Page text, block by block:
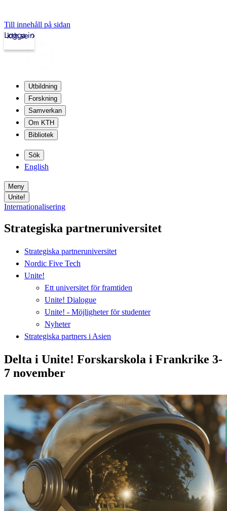
Till innehåll på sidan
kth.se
Logga in
Utbildning
Forskning
Samverkan
Om KTH
Bibliotek
Sök
English
Meny
Unite!
Internationalisering
Strategiska partneruniversitet
Strategiska partneruniversitet
Nordic Five Tech
Unite!
Ett universitet för framtiden
Unite! Dialogue
Unite! - Möjligheter för studenter
Nyheter
Strategiska partners i Asien
Delta i Unite! Forskarskola i Frankrike 3-
7 november